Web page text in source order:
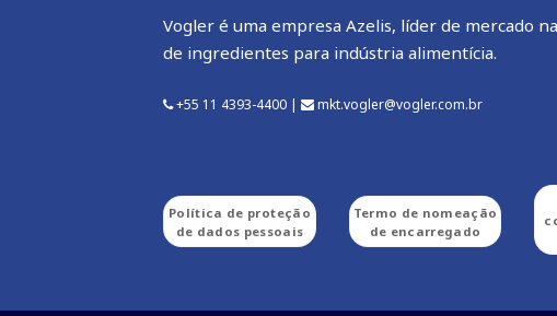
Vogler é uma empresa Azelis, líder de mercado
de ingredientes para indústria alimentícia.
+55 11 4393-4400 | mkt.vogler@vogler.com.br
Política de proteção
de dados pessoais
Termo de nomeação
de encarregado